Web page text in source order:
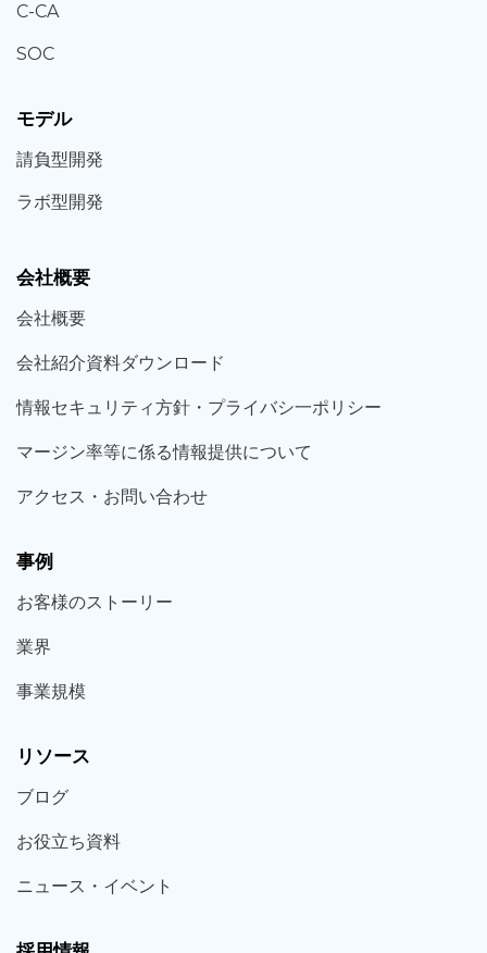
C-CA
SOC
モデル
請負型開発
ラボ型開発
会社概要
会社概要
会社紹介資料ダウンロード
情報セキュリティ方針・プライバシ一ポリシー
マージン率等に係る情報提供について
アクセス・お問い合わせ
事例
お客様のストーリー
業界
事業規模
リソース
ブログ
お役立ち資料
ニュース・ イベント